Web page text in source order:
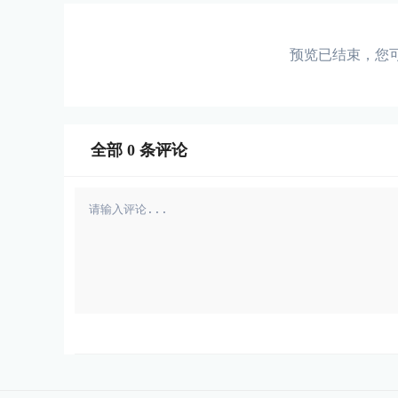
预览已结束，您
全部 0 条评论